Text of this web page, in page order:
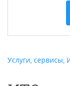
Услуги, сервисы,